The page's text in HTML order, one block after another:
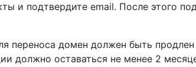
и подтвердите email. После этого
переноса домен должен быть
должно оставаться не менее 2